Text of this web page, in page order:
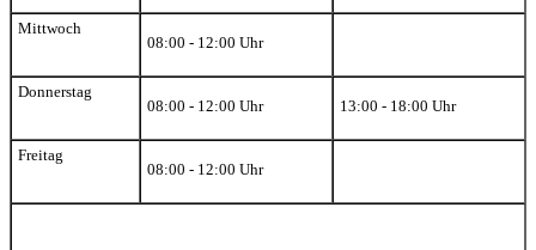
Mittwoch
08:00 - 12:00 Uhr
Donnerstag
08:00 - 12:00 Uhr
13:00 - 18:00 Uhr
Freitag
08:00 - 12:00 Uhr